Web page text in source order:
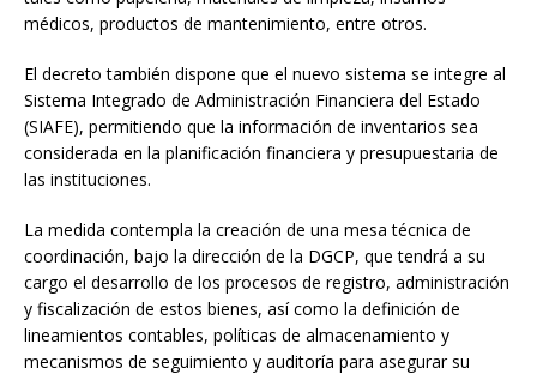
médicos, productos de mantenimiento, entre otros.
El decreto también dispone que el nuevo sistema se integre al
Sistema Integrado de Administración Financiera del Estado
(SIAFE), permitiendo que la información de inventarios sea
considerada en la planificación financiera y presupuestaria de
las instituciones.
La medida contempla la creación de una mesa técnica de
coordinación, bajo la dirección de la DGCP, que tendrá a su
cargo el desarrollo de los procesos de registro, administración
y fiscalización de estos bienes, así como la definición de
lineamientos contables, políticas de almacenamiento y
mecanismos de seguimiento y auditoría para asegurar su